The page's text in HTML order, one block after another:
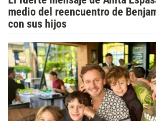
medio del reencuentro de
con sus hijos